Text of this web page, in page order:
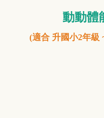
動動體
(適合 升國小2年級